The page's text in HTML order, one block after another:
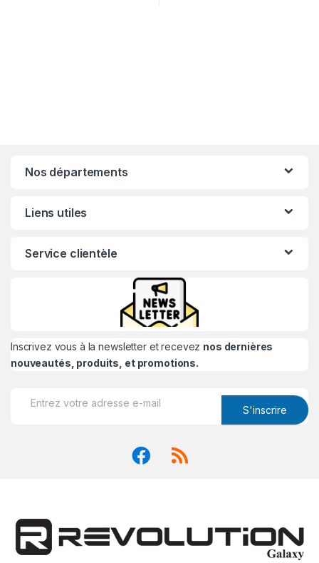
Nos départements
Liens utiles
Service clientèle
Inscrivez vous à la newsletter et recevez nos dernières
nouveautés, produits, et promotions.
S'inscrire